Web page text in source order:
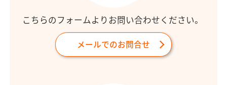
こちらのフォームよりお問い合わせください。
メールでのお問合せ